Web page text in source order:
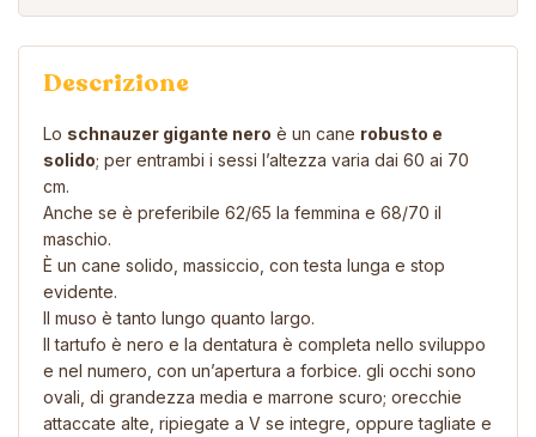
Descrizione
Lo schnauzer gigante nero è un cane robusto e
solido; per entrambi i sessi l’altezza varia dai 60 ai 70
cm.
Anche se è preferibile 62/65 la femmina e 68/70 il
maschio.
È un cane solido, massiccio, con testa lunga e stop
evidente.
Il muso è tanto lungo quanto largo.
Il tartufo è nero e la dentatura è completa nello sviluppo
e nel numero, con un’apertura a forbice. gli occhi sono
ovali, di grandezza media e marrone scuro; orecchie
attaccate alte, ripiegate a V se integre, oppure tagliate e